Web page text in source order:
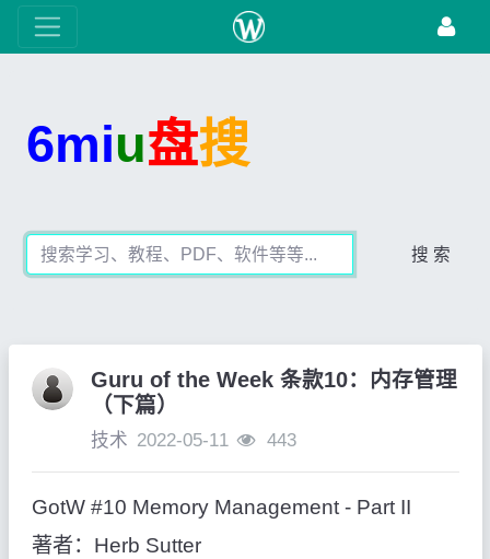
6miu盘搜
搜 索
Guru of the Week 条款10：内存管理
（下篇）
技术 2022-05-11 443
GotW #10 Memory Management - Part II
著者： Herb Sutter